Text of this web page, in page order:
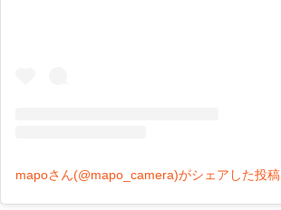
mapoさん(@mapo_camera)がシェアした投稿